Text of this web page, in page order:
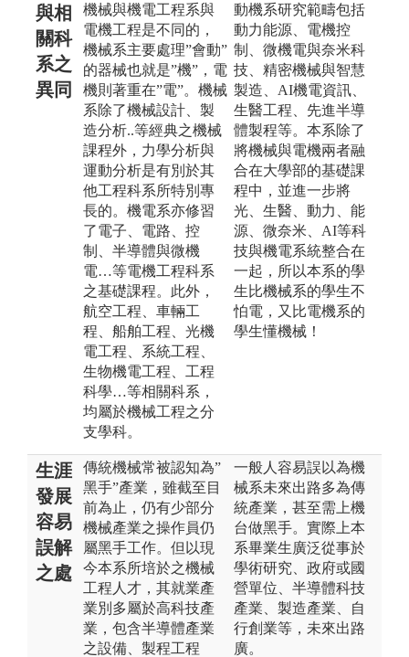
與相
關科
系之
異同
機械與機電工程系與
電機工程是不同的，
機械系主要處理”會動”
的器械也就是”機”，電
機則著重在”電”。機械
系除了機械設計、製
造分析..等經典之機械
課程外，力學分析與
運動分析是有別於其
他工程科系所特別專
長的。機電系亦修習
了電子、電路、控
制、半導體與微機
電…等電機工程科系
之基礎課程。此外，
航空工程、車輛工
程、船舶工程、光機
電工程、系統工程、
生物機電工程、工程
科學…等相關科系，
均屬於機械工程之分
支學科。
動機系研究範疇包括
動力能源、電機控
制、微機電與奈米科
技、精密機械與智慧
製造、AI機電資訊、
生醫工程、先進半導
體製程等。本系除了
將機械與電機兩者融
合在大學部的基礎課
程中，並進一步將
光、生醫、動力、能
源、微奈米、AI等科
技與機電系統整合在
一起，所以本系的學
生比機械系的學生不
怕電，又比電機系的
學生懂機械！
生涯
發展
容易
誤解
之處
傳統機械常被認知為”
黑手”產業，雖截至目
前為止，仍有少部分
機械產業之操作員仍
屬黑手工作。但以現
今本系所培於之機械
工程人才，其就業產
業別多屬於高科技產
業，包含半導體產業
之設備、製程工程
一般人容易誤以為機
械系未來出路多為傳
統產業，甚至需上機
台做黑手。實際上本
系畢業生廣泛從事於
學術研究、政府或國
營單位、半導體科技
產業、製造產業、自
行創業等，未來出路
廣。